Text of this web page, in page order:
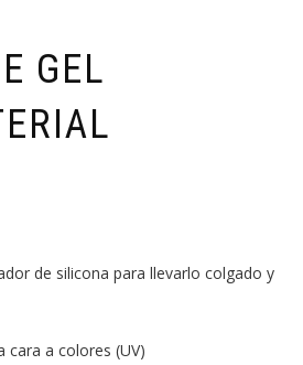
GEL
de silicona para llevarlo colgado y
cara a colores (UV)